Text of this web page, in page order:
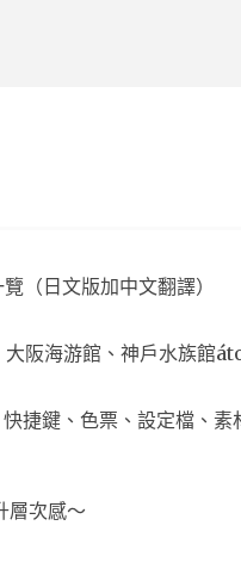
（日文版加中文翻譯）
阪海游館、神戶水族館
快捷鍵、色票、設定檔、
層次感～